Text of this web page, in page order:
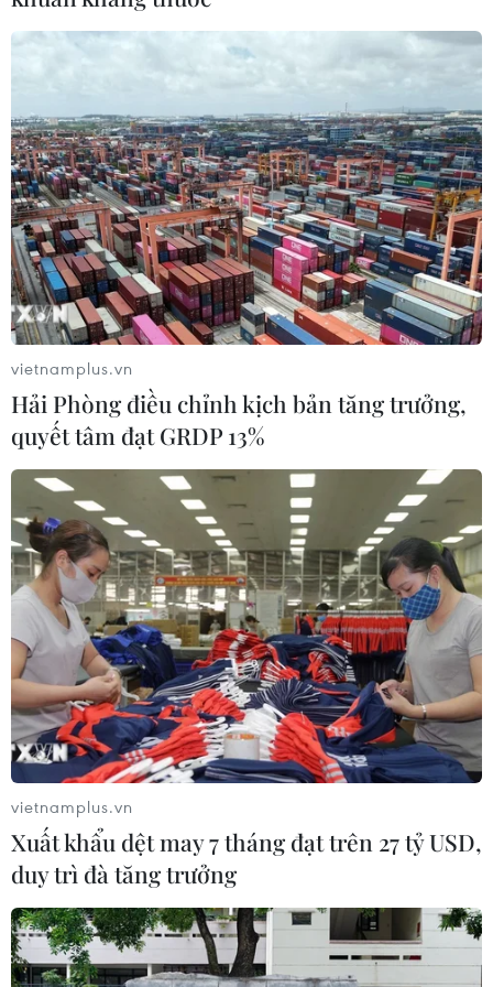
Thổ Nhĩ Kỳ tiếp tục khảo sát địa chấn ở
Đông Địa Trung Hải
11/10/2020 23:45
Hai tàu Ataman và Cengiz Han của Thổ Nhĩ Kỳ, cùng
với tàu thăm dò Oruc Reis, sẽ tiếp tục công việc tại khu
vực gồm cả đảo Kastellorizo miền Nam của Hy Lạp cho
đến ngày 22/10.
vietnamplus.vn
Hải Phòng điều chỉnh kịch bản tăng trưởng,
quyết tâm đạt GRDP 13%
vietnamplus.vn
Xuất khẩu dệt may 7 tháng đạt trên 27 tỷ USD,
duy trì đà tăng trưởng